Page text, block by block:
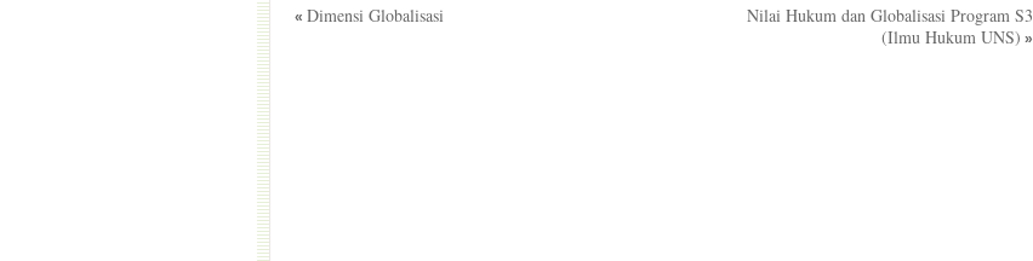
« Dimensi Globalisasi
Nilai Hukum dan Globalisasi Program S3
(Ilmu Hukum UNS) »